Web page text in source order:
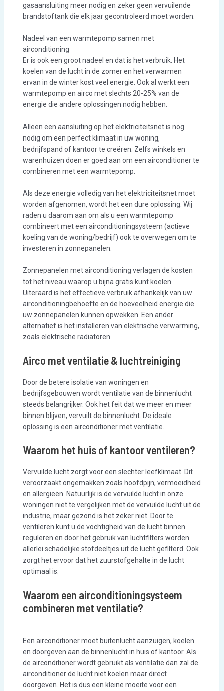
gasaansluiting meer nodig en zeker geen vervuilende
brandstoftank die elk jaar gecontroleerd moet worden.
Nadeel van een warmtepomp samen met
airconditioning
Er is ook een groot nadeel en dat is het verbruik. Het
koelen van de lucht in de zomer en het verwarmen
ervan in de winter kost veel energie. Ook al werkt een
warmtepomp en airco met slechts 20-25% van de
energie die andere oplossingen nodig hebben.
Alleen een aansluiting op het elektriciteitsnet is nog
nodig om een perfect klimaat in uw woning,
bedrijfspand of kantoor te creëren. Zelfs winkels en
warenhuizen doen er goed aan om een airconditioner te
combineren met een warmtepomp.
Als deze energie volledig van het elektriciteitsnet moet
worden afgenomen, wordt het een dure oplossing. Wij
raden u daarom aan om als u een warmtepomp
combineert met een airconditioningsysteem (actieve
koeling van de woning/bedrijf) ook te overwegen om te
investeren in zonnepanelen.
Zonnepanelen met airconditioning verlagen de kosten
tot het niveau waarop u bijna gratis kunt koelen.
Uiteraard is het effectieve verbruik afhankelijk van uw
airconditioningbehoefte en de hoeveelheid energie die
uw zonnepanelen kunnen opwekken. Een ander
alternatief is het installeren van elektrische verwarming,
zoals elektrische radiatoren.
Airco met ventilatie & luchtreiniging
Door de betere isolatie van woningen en
bedrijfsgebouwen wordt ventilatie van de binnenlucht
steeds belangrijker. Ook het feit dat we meer en meer
binnen blijven, vervuilt de binnenlucht. De ideale
oplossing is een airconditioner met ventilatie.
Waarom het huis of kantoor ventileren?
Vervuilde lucht zorgt voor een slechter leefklimaat. Dit
veroorzaakt ongemakken zoals hoofdpijn, vermoeidheid
en allergieën. Natuurlijk is de vervuilde lucht in onze
woningen niet te vergelijken met de vervuilde lucht uit de
industrie, maar gezond is het zeker niet. Door te
ventileren kunt u de vochtigheid van de lucht binnen
reguleren en door het gebruik van luchtfilters worden
allerlei schadelijke stofdeeltjes uit de lucht gefilterd. Ook
zorgt het ervoor dat het zuurstofgehalte in de lucht
optimaal is.
Waarom een airconditioningsysteem
combineren met ventilatie?
Een airconditioner moet buitenlucht aanzuigen, koelen
en doorgeven aan de binnenlucht in huis of kantoor. Als
de airconditioner wordt gebruikt als ventilatie dan zal de
airconditioner de lucht niet koelen maar direct
doorgeven. Het is dus een kleine moeite voor een